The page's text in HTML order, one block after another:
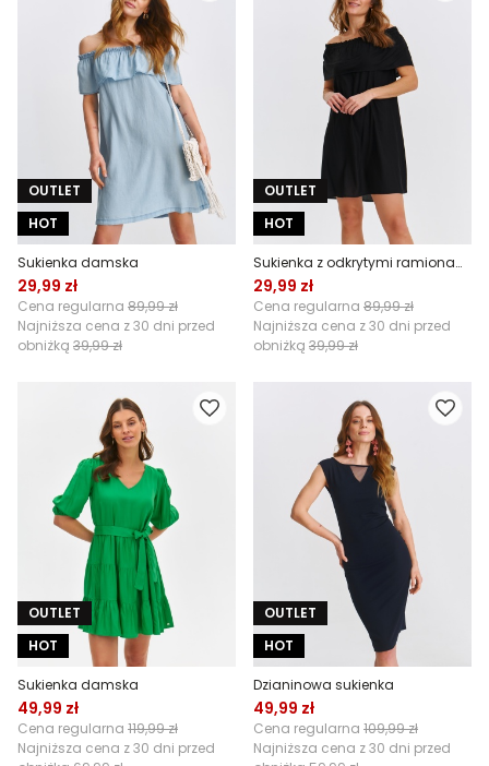
OUTLET
HOT
Sukienka damska
29,99 zł
Cena regularna 89,99 zł
Najniższa cena z 30 dni przed
obniżką 39,99 zł
OUTLET
HOT
Sukienka z odkrytymi ramionami
29,99 zł
Cena regularna 89,99 zł
Najniższa cena z 30 dni przed
obniżką 39,99 zł
OUTLET
HOT
Sukienka damska
49,99 zł
Cena regularna 119,99 zł
Najniższa cena z 30 dni przed
OUTLET
HOT
Dzianinowa sukienka
49,99 zł
Cena regularna 109,99 zł
Najniższa cena z 30 dni przed